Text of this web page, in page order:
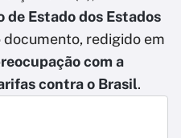
de Estado dos Estados
documento, redigido em
com a
contra o Brasil.